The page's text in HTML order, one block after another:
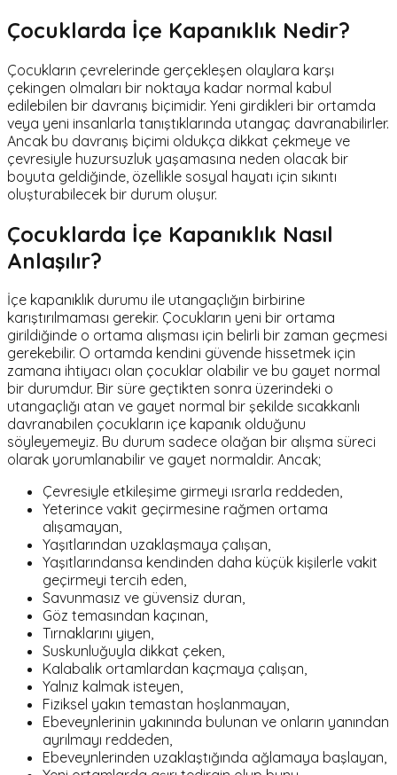
Çocuklarda İçe Kapanıklık Nedir?
Çocukların çevrelerinde gerçekleşen olaylara karşı
çekingen olmaları bir noktaya kadar normal kabul
edilebilen bir davranış biçimidir. Yeni girdikleri bir ortamda
veya yeni insanlarla tanıştıklarında utangaç davranabilirler.
Ancak bu davranış biçimi oldukça dikkat çekmeye ve
çevresiyle huzursuzluk yaşamasına neden olacak bir
boyuta geldiğinde, özellikle sosyal hayatı için sıkıntı
oluşturabilecek bir durum oluşur.
Çocuklarda İçe Kapanıklık Nasıl
Anlaşılır?
İçe kapanıklık durumu ile utangaçlığın birbirine
karıştırılmaması gerekir. Çocukların yeni bir ortama
girildiğinde o ortama alışması için belirli bir zaman geçmesi
gerekebilir. O ortamda kendini güvende hissetmek için
zamana ihtiyacı olan çocuklar olabilir ve bu gayet normal
bir durumdur. Bir süre geçtikten sonra üzerindeki o
utangaçlığı atan ve gayet normal bir şekilde sıcakkanlı
davranabilen çocukların içe kapanık olduğunu
söyleyemeyiz. Bu durum sadece olağan bir alışma süreci
olarak yorumlanabilir ve gayet normaldir. Ancak;
Çevresiyle etkileşime girmeyi ısrarla reddeden,
Yeterince vakit geçirmesine rağmen ortama
alışamayan,
Yaşıtlarından uzaklaşmaya çalışan,
Yaşıtlarındansa kendinden daha küçük kişilerle vakit
geçirmeyi tercih eden,
Savunmasız ve güvensiz duran,
Göz temasından kaçınan,
Tırnaklarını yiyen,
Suskunluğuyla dikkat çeken,
Kalabalık ortamlardan kaçmaya çalışan,
Yalnız kalmak isteyen,
Fiziksel yakın temastan hoşlanmayan,
Ebeveynlerinin yakınında bulunan ve onların yanından
ayrılmayı reddeden,
Ebeveynlerinden uzaklaştığında ağlamaya başlayan,